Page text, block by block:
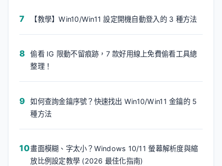
【教學】Win10/Win11 設定開機自動登入的 3 種方法
偷看 IG 限動不留痕跡，7 款好用線上免費偷看工具總
整理！
如何查詢金鑰序號？快速找出 Win10/Win11 金鑰的 5
種方法
畫面模糊、字太小？Windows 10/11 螢幕解析度與縮
放比例設定教學 (2026 最佳化指南)